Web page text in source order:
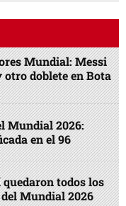
Mundial: Messi
otro doblete en Bota
Mundial 2026:
en el 96
quedaron todos los
Mundial 2026